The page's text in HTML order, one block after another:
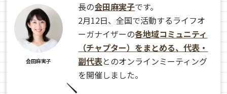
会田麻実子
長の会田麻実子です。
2月12日、全国で活動するライフオ
ーガナイザーの各地域コミュニティ
（チャプター）をまとめる、代表・
副代表とのオンラインミーティング
を開催しました。